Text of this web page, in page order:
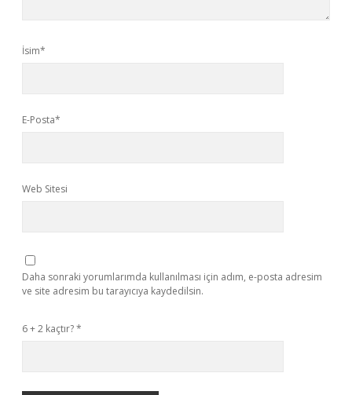
İsim*
E-Posta*
Web Sitesi
Daha sonraki yorumlarımda kullanılması için adım, e-posta adresim
ve site adresim bu tarayıcıya kaydedilsin.
6 + 2 kaçtır?*